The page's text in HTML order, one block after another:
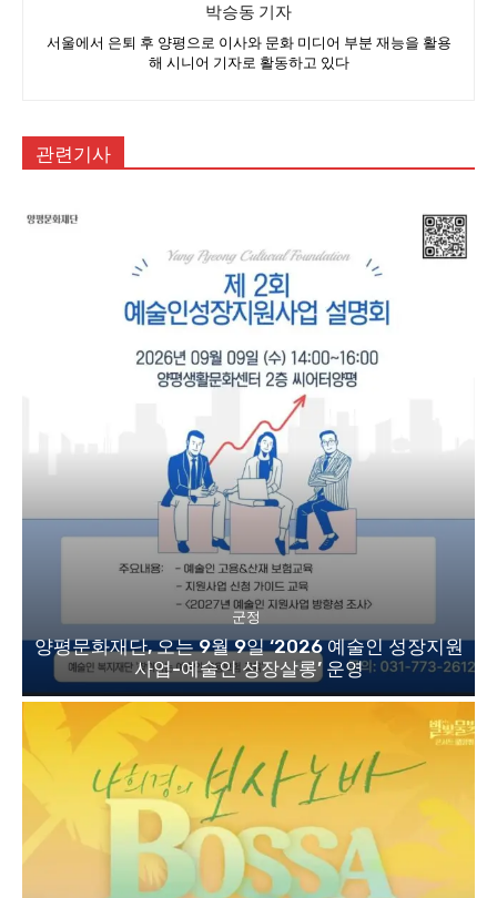
박승동 기자
서울에서 은퇴 후 양평으로 이사와 문화 미디어 부분 재능을 활용
해 시니어 기자로 활동하고 있다
관련기사
군정
양평문화재단, 오는 9월 9일 ‘2026 예술인 성장지원
사업-예술인 성장살롱’ 운영